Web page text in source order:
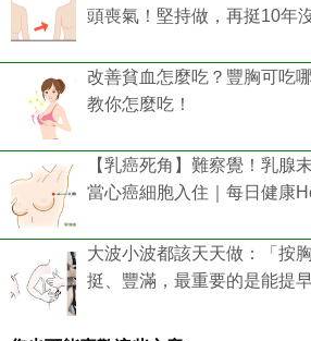
頭喪氣！堅持做，再挺10年
改善貧血怎麼吃？豐胸可吃
教你怎麼吃！
【乳癌死角】難察覺！乳腺
當心癌細胞入住｜每日健康
大波小波都該天天做：「按
挺、豐滿，最重要的是能提